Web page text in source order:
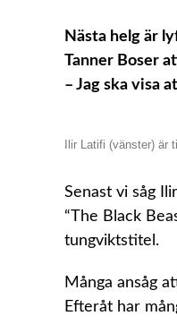
Nästa helg är
Tanner Boser
– Jag ska visa
Ilir Latifi (vänster)
Senast vi såg
“The Black
tungviktstitel .
Många ansåg
Efteråt har